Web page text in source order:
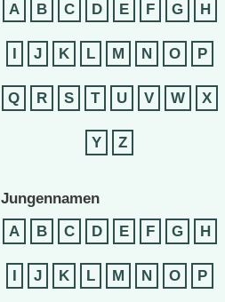
A
B C D E F G H
I J K L M N O P
Q R S T U V W X
Y Z
Jungennamen
A
B C D E F G H
I J K L M N O P